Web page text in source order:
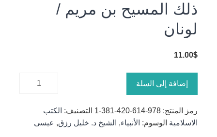
ذلك المسيح بن مريم /
لونان
11.00$
كمية ذلك
لونان
إضافة إلى السلة
رمز المنتج: 978-614-420-381-1 التصنيف: الكتب
الاسلامية الوسوم: الأنبياء, الشيخ د. خليل رزق, عيسى